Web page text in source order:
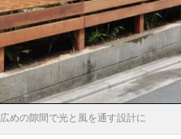
広めの隙間で光と風を通す設計に